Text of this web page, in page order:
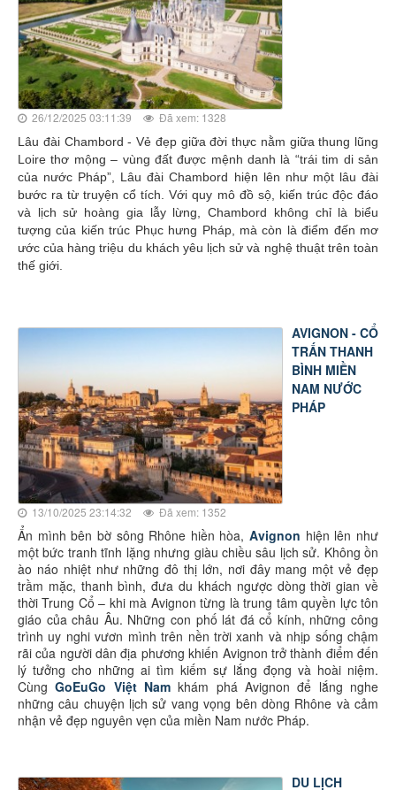
26/12/2025 03:11:39 Đã xem: 1328
Lâu đài Chambord - Vẻ đẹp giữa đời thực nằm giữa thung lũng
Loire thơ mộng – vùng đất được mệnh danh là “trái tim di sản
của nước Pháp”, Lâu đài Chambord hiện lên như một lâu đài
bước ra từ truyện cổ tích. Với quy mô đồ sộ, kiến trúc độc đáo
và lịch sử hoàng gia lẫy lừng, Chambord không chỉ là biểu
tượng của kiến trúc Phục hưng Pháp, mà còn là điểm đến mơ
ước của hàng triệu du khách yêu lịch sử và nghệ thuật trên toàn
thế giới.
AVIGNON - CỔ
TRẤN THANH
BÌNH MIỀN
NAM NƯỚC
PHÁP
13/10/2025 23:14:32 Đã xem: 1352
Ẩn mình bên bờ sông Rhône hiền hòa,Avignon hiện lên như
một bức tranh tĩnh lặng nhưng giàu chiều sâu lịch sử. Không ồn
ào náo nhiệt như những đô thị lớn, nơi đây mang một vẻ đẹp
trầm mặc, thanh bình, đưa du khách ngược dòng thời gian về
thời Trung Cổ – khi mà Avignon từng là trung tâm quyền lực tôn
giáo của châu Âu. Những con phố lát đá cổ kính, những công
trình uy nghi vươn mình trên nền trời xanh và nhịp sống chậm
rãi của người dân địa phương khiến Avignon trở thành điểm đến
lý tưởng cho những ai tìm kiếm sự lắng đọng và hoài niệm.
CùngGoEuGo Việt Nam khám phá Avignon để lắng nghe
những câu chuyện lịch sử vang vọng bên dòng Rhône và cảm
nhận vẻ đẹp nguyên vẹn của miền Nam nước Pháp.
DU LỊCH